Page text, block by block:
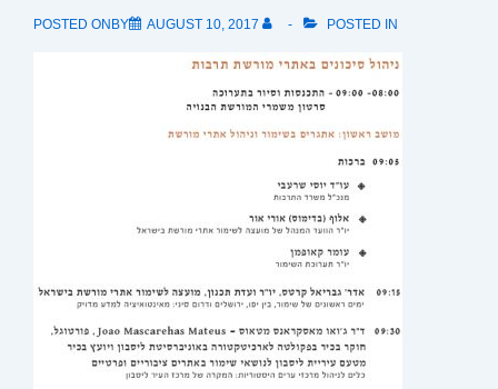
POSTED ONBY AUGUST 10, 2017 POSTED IN